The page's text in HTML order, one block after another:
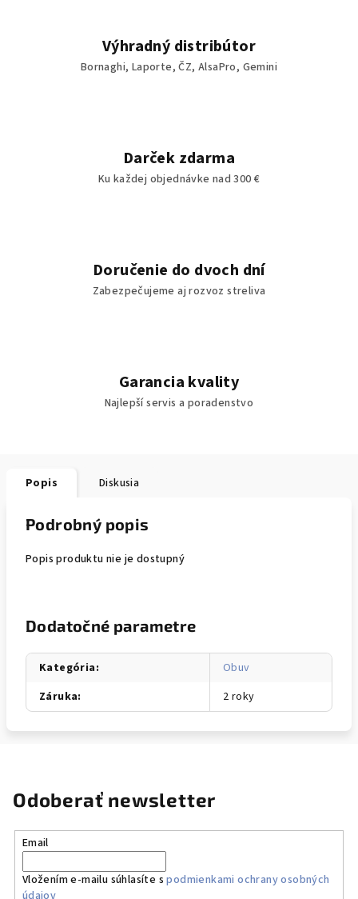
Výhradný distribútor
Bornaghi, Laporte, ČZ, AlsaPro, Gemini
Darček zdarma
Ku každej objednávke nad 300 €
Doručenie do dvoch dní
Zabezpečujeme aj rozvoz streliva
Garancia kvality
Najlepší servis a poradenstvo
Popis Diskusia
Podrobný popis
Popis produktu nie je dostupný
Dodatočné parametre
Kategória:
Obuv
Záruka: 2 roky
Odoberať newsletter
Email
Vložením e-mailu súhlasíte spodmienkami ochrany osobných
údajov